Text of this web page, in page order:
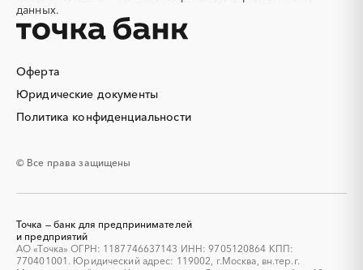
Антискалант
Антрацит
Аппараты воздушного
охлаждения
Аренда погрузчика
Аренда спецтехники с
экипажем
Асфальтирование дорог
Аттракционы
Аутсорсинг
Аутстаффинг
Базы данных
Тюменская область
Ульяновская область
Челябинская область
Чувашская республика
Оферта
Юридические документы
Политика конфиденциальности
© Все права защищены
данных.
Точка — банк для предпринимателей
и предприятий
АО «Точка» ОГРН: 1187746637143 ИНН: 9705120864 КПП:
770401001. Юридический адрес: 119002, г.Москва, вн.тер.г.